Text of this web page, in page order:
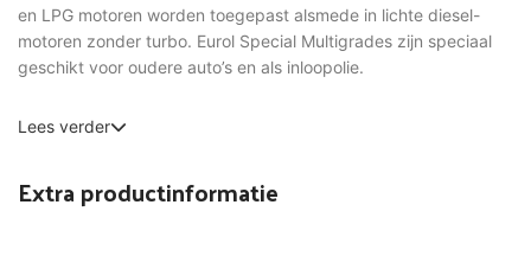
en LPG motoren worden toegepast alsmede in lichte diesel-
motoren zonder turbo. Eurol Special Multigrades zijn speciaal
geschikt voor oudere auto’s en als inloopolie.
Lees verder
Extra productinformatie